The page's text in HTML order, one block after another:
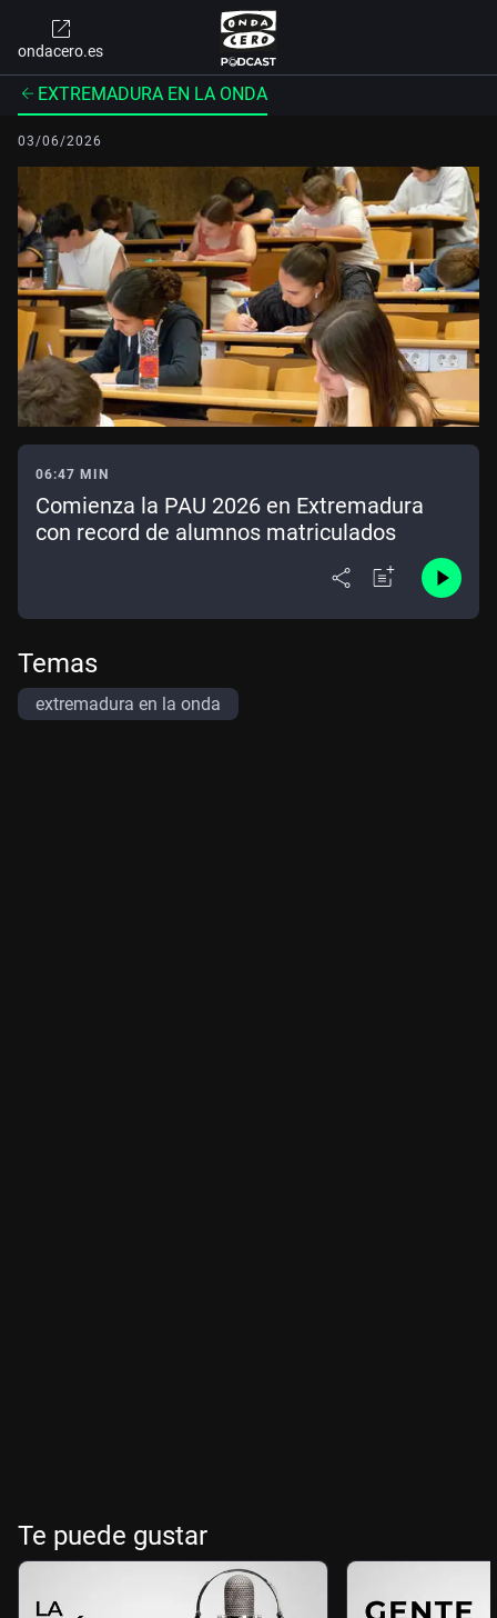
ondacero.es
EXTREMADURA EN LA ONDA
03/06/2026
06:47 MIN
Comienza la PAU 2026 en Extremadura
con record de alumnos matriculados
Temas
extremadura en la onda
Te puede gustar